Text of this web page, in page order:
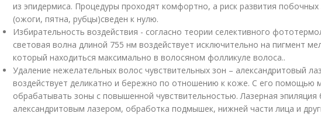
из эпидермиса. Процедуры проходят комфортно, а риск развития
(ожоги, пятна, рубцы)сведен к нулю.
Избирательность воздействия - согласно теории селективного
световая волна длиной 755 нм воздействует исключительно на пигмент
который находиться максимально в волосяном фолликуле волоса..
Удаление нежелательных волос чувствительных зон – александритовый
воздействует деликатно и бережно по отношению к коже. С его помощью
обрабатывать зоны с повышенной чувствительностью. Лазерная эпиляция
александритовым лазером, обработка подмышек, нижней части лица и